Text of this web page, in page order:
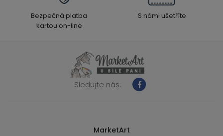
Bezpečná platba
kartou on-line
S námi ušetříte
Sledujte nás:
MarketArt